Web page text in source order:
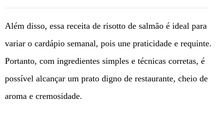
Além disso, essa receita de risotto de salmão é ideal para
variar o cardápio semanal, pois une praticidade e requinte.
Portanto, com ingredientes simples e técnicas corretas, é
possível alcançar um prato digno de restaurante, cheio de
aroma e cremosidade.